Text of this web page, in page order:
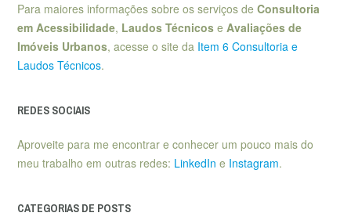
Para maiores informações sobre os serviços de Consultoria
em Acessibilidade, Laudos Técnicos e Avaliações de
Imóveis Urbanos, acesse o site da Item 6 Consultoria e
Laudos Técnicos.
REDES SOCIAIS
Aproveite para me encontrar e conhecer um pouco mais do
meu trabalho em outras redes: LinkedIn e Instagram.
CATEGORIAS DE POSTS